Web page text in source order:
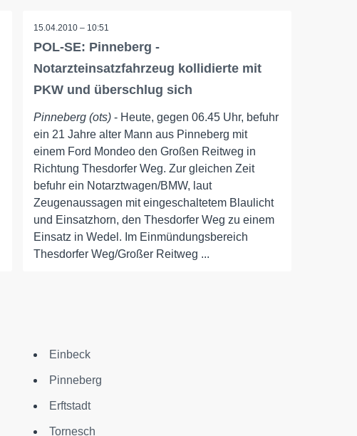
15.04.2010 – 10:51
POL-SE: Pinneberg -
Notarzteinsatzfahrzeug kollidierte mit
PKW und überschlug sich
Pinneberg (ots) - Heute, gegen 06.45 Uhr, befuhr
ein 21 Jahre alter Mann aus Pinneberg mit
einem Ford Mondeo den Großen Reitweg in
Richtung Thesdorfer Weg. Zur gleichen Zeit
befuhr ein Notarztwagen/BMW, laut
Zeugenaussagen mit eingeschaltetem Blaulicht
und Einsatzhorn, den Thesdorfer Weg zu einem
Einsatz in Wedel. Im Einmündungsbereich
Thesdorfer Weg/Großer Reitweg ...
Einbeck
Pinneberg
Erftstadt
Tornesch